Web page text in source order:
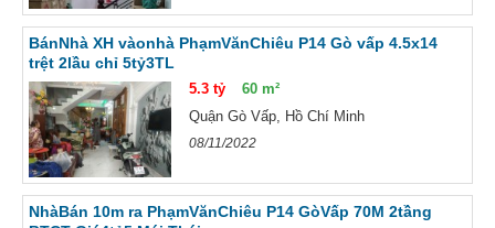
BánNhà XH vàonhà PhạmVănChiêu P14 Gò vấp 4.5x14
trệt 2lầu chỉ 5tỷ3TL
5.3 tỷ
60 m²
Quận Gò Vấp, Hồ Chí Minh
08/11/2022
NhàBán 10m ra PhạmVănChiêu P14 GòVấp 70M 2tầng